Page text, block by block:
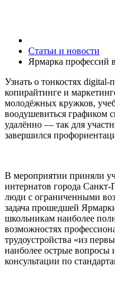
Статьи и новости
Ярмарка
Узнать о тонкостях
копирайтинге и
молодёжных кружков,
воодушевиться графиком
удалённо — так для
завершился
В мероприятии приняли
интернатов города
люди с ограниченными
задача прошедшей
школьникам наиболее
возможностях
трудоустройства «из
наиболее острые
консультации по